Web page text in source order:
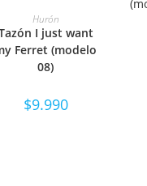
SELECCIONAR
OPCIONES
Hurón
I just want
Ferret (modelo
08)
$9.990